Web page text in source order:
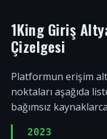
1King Giriş
Çizelgesi
Platformun erişim
noktaları aşağıda
bağımsız
2023